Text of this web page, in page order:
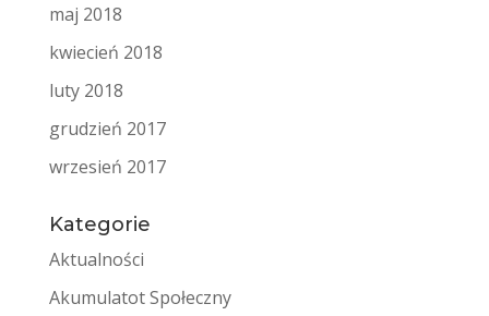
maj 2018
kwiecień 2018
luty 2018
grudzień 2017
wrzesień 2017
Kategorie
Aktualności
Akumulatot Społeczny